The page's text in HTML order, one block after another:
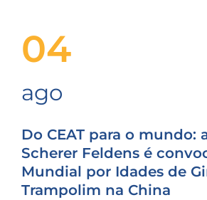
04
ago
Do CEAT para o mundo:
Scherer Feldens é
Mundial por Idades de
Trampolim na China